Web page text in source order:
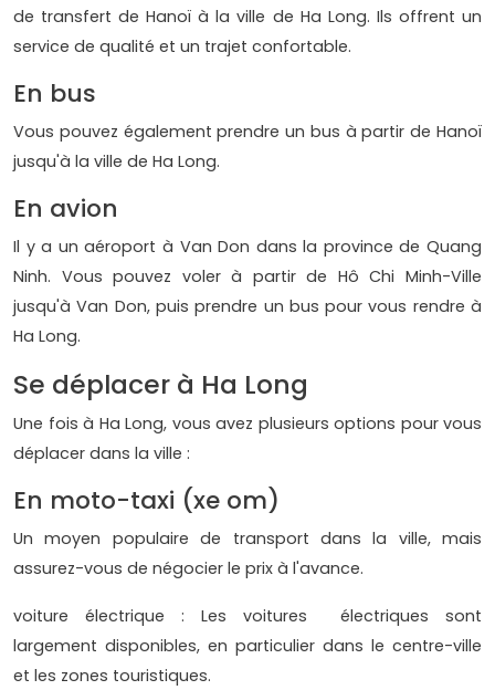
de transfert de Hanoï à la ville de Ha Long. Ils offrent un
service de qualité et un trajet confortable.
En bus
Vous pouvez également prendre un bus à partir de Hanoï
jusqu'à la ville de Ha Long.
En avion
Il y a un aéroport à Van Don dans la province de Quang
Ninh. Vous pouvez voler à partir de Hô Chi Minh-Ville
jusqu'à Van Don, puis prendre un bus pour vous rendre à
Ha Long.
Se déplacer à Ha Long
Une fois à Ha Long, vous avez plusieurs options pour vous
déplacer dans la ville :
En moto-taxi (xe om)
Un moyen populaire de transport dans la ville, mais
assurez-vous de négocier le prix à l'avance.
voiture électrique : Les voitures électriques sont
largement disponibles, en particulier dans le centre-ville
et les zones touristiques.